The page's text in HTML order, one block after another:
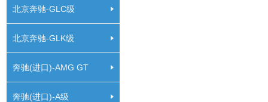
北京奔驰-GLC级
北京奔驰-GLK级
奔驰(进口)-AMG GT
奔驰(进口)-A级